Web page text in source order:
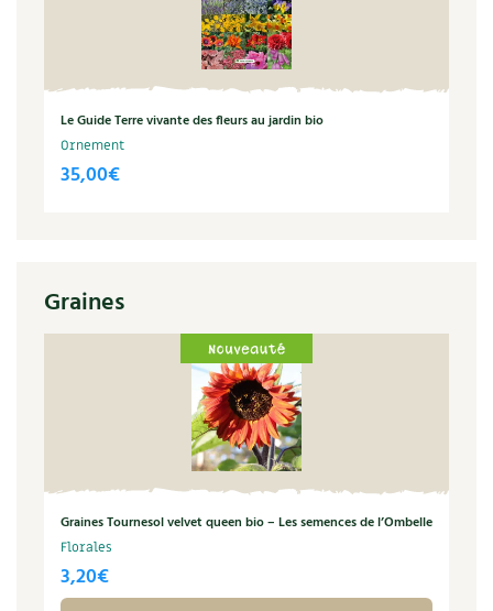
Le Guide Terre vivante des fleurs au jardin bio
Ornement
35,00€
Graines
Graines Tournesol velvet queen bio – Les semences de l’Ombelle
Florales
3,20€